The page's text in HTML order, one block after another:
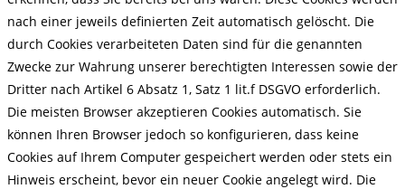
nach einer jeweils definierten Zeit automatisch gelöscht. Die
durch Cookies verarbeiteten Daten sind für die genannten
Zwecke zur Wahrung unserer berechtigten Interessen sowie der
Dritter nach Artikel 6 Absatz 1, Satz 1 lit.f DSGVO erforderlich.
Die meisten Browser akzeptieren Cookies automatisch. Sie
können Ihren Browser jedoch so konfigurieren, dass keine
Cookies auf Ihrem Computer gespeichert werden oder stets ein
Hinweis erscheint, bevor ein neuer Cookie angelegt wird. Die